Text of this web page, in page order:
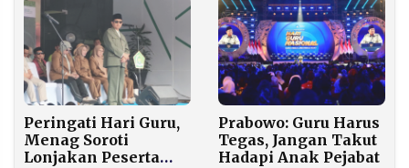
Peringati Hari Guru,
Menag Soroti
Lonjakan Peserta
Prabowo: Guru Harus
Tegas, Jangan Takut
Hadapi Anak Pejabat